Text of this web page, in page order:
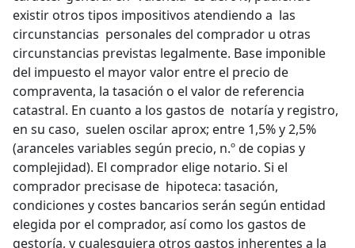
existir otros tipos impositivos atendiendo a las
circunstancias personales del comprador u otras
circunstancias previstas legalmente. Base imponible
del impuesto el mayor valor entre el precio de
compraventa, la tasación o el valor de referencia
catastral. En cuanto a los gastos de notaría y registro,
en su caso, suelen oscilar aprox; entre 1,5% y 2,5%
(aranceles variables según precio, n.º de copias y
complejidad). El comprador elige notario. Si el
comprador precisase de hipoteca: tasación,
condiciones y costes bancarios serán según entidad
elegida por el comprador, así como los gastos de
gestoría, y cualesquiera otros gastos inherentes a la